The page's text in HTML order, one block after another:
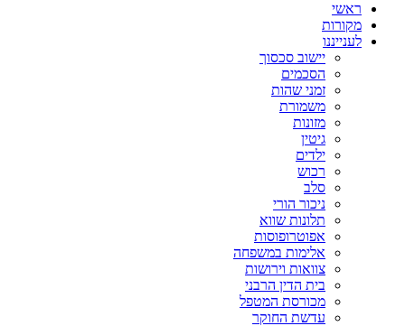
ראשי
מקורות
לענייננו
יישוב סכסוך
הסכמים
זמני שהות
משמורת
מזונות
גיטין
ילדים
רכוש
סלב
ניכור הורי
תלונות שווא
אפוטרופוסות
אלימות במשפחה
צוואות וירושות
בית הדין הרבני
מכורסת המטפל
עדשת החוקר